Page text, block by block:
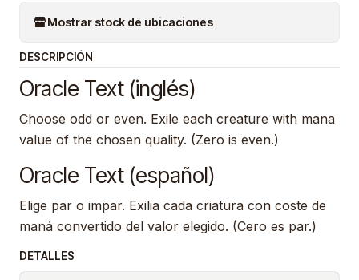
Mostrar stock de ubicaciones
DESCRIPCIÓN
Oracle Text (inglés)
Choose odd or even. Exile each creature with mana
value of the chosen quality. (Zero is even.)
Oracle Text (español)
Elige par o impar. Exilia cada criatura con coste de
maná convertido del valor elegido. (Cero es par.)
DETALLES